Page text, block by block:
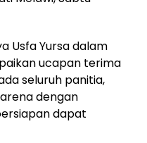
Usfa Yursa dalam
ucapan terima
seluruh panitia,
dengan
dapat